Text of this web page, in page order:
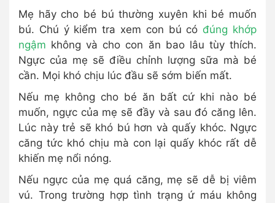
Mẹ hãy cho bé bú thường xuyên khi bé muốn
bú. Chú ý kiểm tra xem con bú có đúng khớp
ngậm không và cho con ăn bao lâu tùy thích.
Ngực của mẹ sẽ điều chỉnh lượng sữa mà bé
cần. Mọi khó chịu lúc đầu sẽ sớm biến mất.
Nếu mẹ không cho bé ăn bất cứ khi nào bé
muốn, ngực của mẹ sẽ đầy và sau đó căng lên.
Lúc này trẻ sẽ khó bú hơn và quấy khóc. Ngực
căng tức khó chịu mà con lại quấy khóc rất dễ
khiến mẹ nổi nóng.
Nếu ngực của mẹ quá căng, mẹ sẽ dễ bị viêm
vú. Trong trường hợp tình trạng ứ máu không